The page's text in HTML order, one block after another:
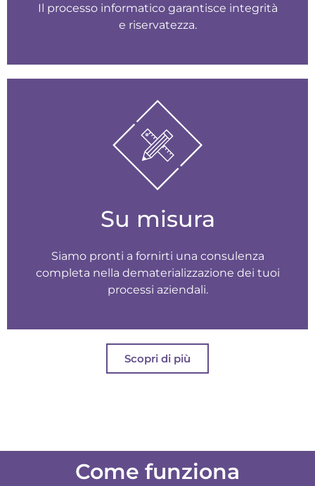
Il processo informatico garantisce integrità
e riservatezza.
Su misura
Siamo pronti a fornirti una consulenza
completa nella dematerializzazione dei tuoi
processi aziendali.
Scopri di più
Come funziona